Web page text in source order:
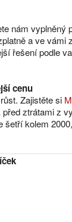
nám
a ve
řešení podle
cenu
Zajistěte si
ztrátami z
kolem